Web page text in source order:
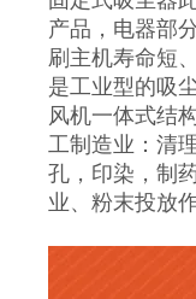
产品，电器部
刷主机寿命短
是工业型的吸
风机一体式结
工制造业：清
孔，印染，制
业、粉末投放